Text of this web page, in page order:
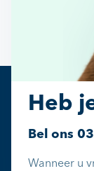
Heb
Bel ons
Wanneer u